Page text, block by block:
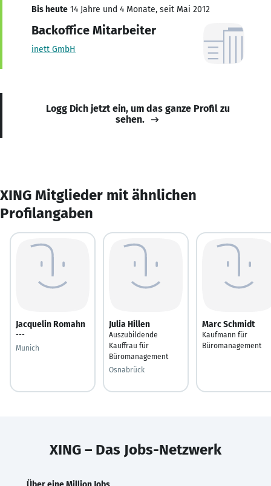
Bis heute 14 Jahre und 4 Monate, seit Mai 2012
Backoffice Mitarbeiter
inett GmbH
Logg Dich jetzt ein, um das ganze Profil zu
sehen.
XING Mitglieder mit ähnlichen
Profilangaben
Jacquelin Romahn
---
Munich
Julia Hillen
Auszubildende
Kauffrau für
Büromanagement
Osnabrück
Marc Schmidt
Kaufmann für
Büromanagement
XING – Das Jobs-Netzwerk